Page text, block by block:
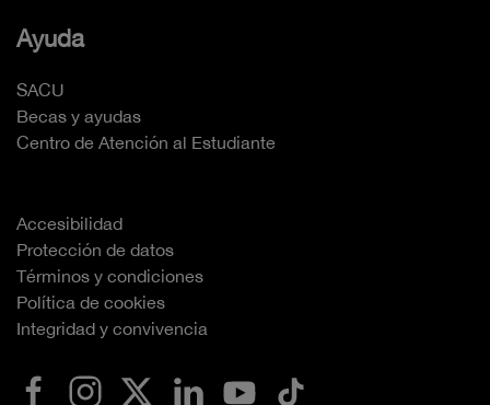
Ayuda
SACU
Becas y ayudas
Centro de Atención al Estudiante
Accesibilidad
Protección de datos
Términos y condiciones
Política de cookies
Integridad y convivencia